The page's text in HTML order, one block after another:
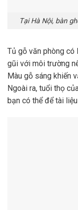
Tại Hà Nội, bàn
Tủ gỗ văn phòng có
gũi với môi trường
Màu gỗ sáng khiến
Ngoài ra, tuổi thọ
bạn có thể để tài